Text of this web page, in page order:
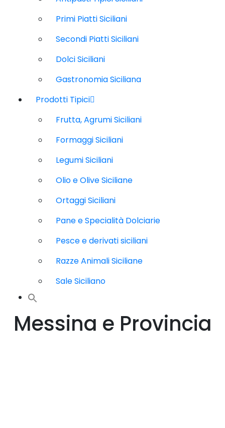
Primi Piatti Siciliani
Secondi Piatti Siciliani
Dolci Siciliani
Gastronomia Siciliana
Prodotti Tipici
Frutta, Agrumi Siciliani
Formaggi Siciliani
Legumi Siciliani
Olio e Olive Siciliane
Ortaggi Siciliani
Pane e Specialità Dolciarie
Pesce e derivati siciliani
Razze Animali Siciliane
Sale Siciliano
Messina e Provincia